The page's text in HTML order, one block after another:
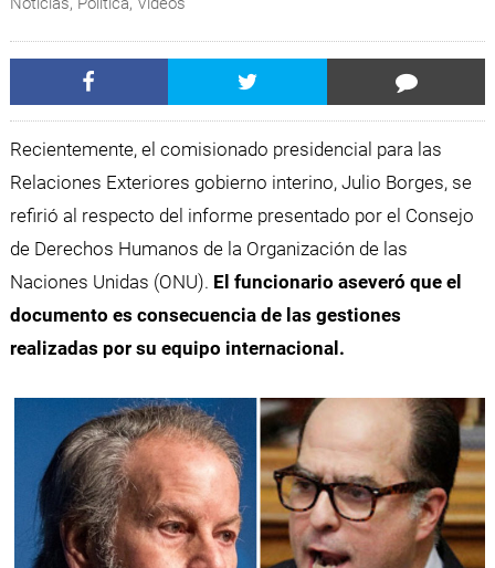
Recientemente, el comisionado presidencial para las
Relaciones Exteriores gobierno interino, Julio Borges, se
refirió al respecto del informe presentado por el Consejo
de Derechos Humanos de la Organización de las
Naciones Unidas (ONU). El funcionario aseveró que el
documento es consecuencia de las gestiones
realizadas por su equipo internacional.